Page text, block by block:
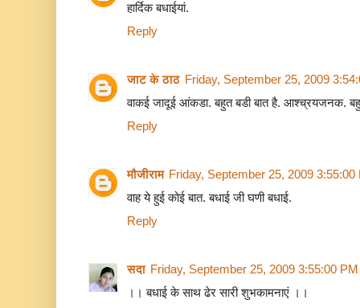
हार्दिक बधाईयां.
Reply
जाट के ठाठ Friday, September 25, 2009
वाकई जादूई आंकडा. बहुत बडी बात है. आश्च्रयजनक.
Reply
मौजीराम Friday, September 25, 2009 3:55:00
वाह ये हुई कोई बात. बधाई जी घणी बधाई.
Reply
सदा Friday, September 25, 2009 3:55:00 PM
।। बधाई के साथ ढेर सारी शुभकामनाएं ।।